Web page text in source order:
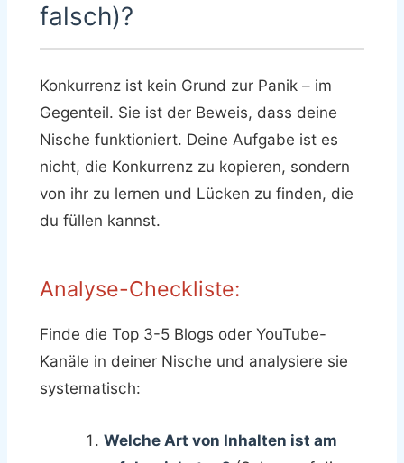
falsch)?
Konkurrenz ist kein Grund zur Panik – im
Gegenteil. Sie ist der Beweis, dass deine
Nische funktioniert. Deine Aufgabe ist es
nicht, die Konkurrenz zu kopieren, sondern
von ihr zu lernen und Lücken zu finden, die
du füllen kannst.
Analyse-Checkliste:
Finde die Top 3-5 Blogs oder YouTube-
Kanäle in deiner Nische und analysiere sie
systematisch:
Welche Art von Inhalten ist am